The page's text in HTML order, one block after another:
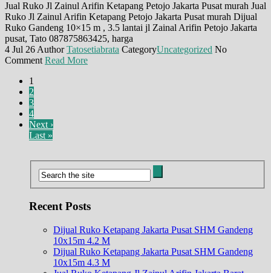
Jual Ruko Jl Zainul Arifin Ketapang Petojo Jakarta Pusat murah Jual
Ruko Jl Zainul Arifin Ketapang Petojo Jakarta Pusat murah Dijual
Ruko Gandeng 10×15 m , 3.5 lantai jl Zainal Arifin Petojo Jakarta
pusat, Tato 087875863425, harga
4 Jul 26 AuthorTatosetiabrata CategoryUncategorized No
Comment Read More
1
2
3
4
Next ›
Last »
Recent Posts
Dijual Ruko Ketapang Jakarta Pusat SHM Gandeng
10x15m 4.2 M
Dijual Ruko Ketapang Jakarta Pusat SHM Gandeng
10x15m 4.3 M